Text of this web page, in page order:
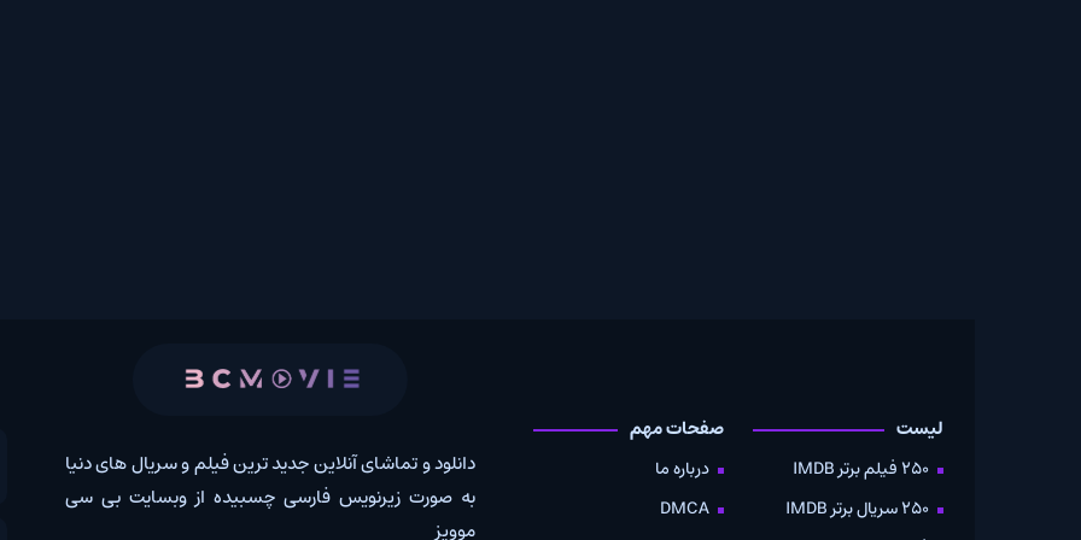
صفحات مهم
درباره ما
DMCA
دانلود و تماشای آنلاین جدید ترین فیلم و سریال های دنیا
به صورت زیرنویس فارسی چسبیده از وبسایت بی سی